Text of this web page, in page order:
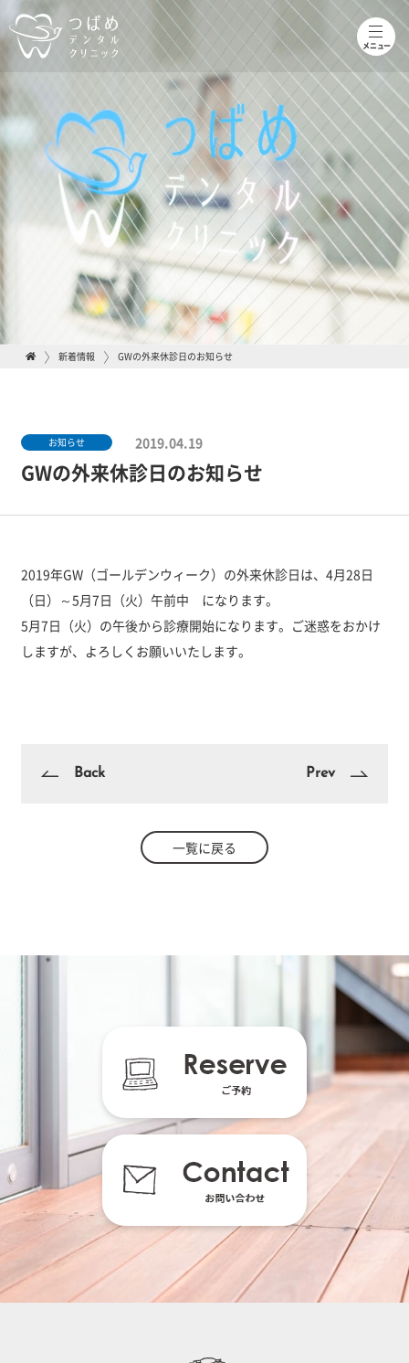
toggle
メニュー
新着情報 GWの外来休診日のお知らせ
お知らせ 2019.04.19
GWの外来休診日のお知らせ
2019年GW（ゴールデンウィーク）の外来休診日は、4月28日
（日）～5月7日（火）午前中 になります。
5月7日（火）の午後から診療開始になります。ご迷惑をおかけ
しますが、よろしくお願いいたします。
Back Prev
一覧に戻る